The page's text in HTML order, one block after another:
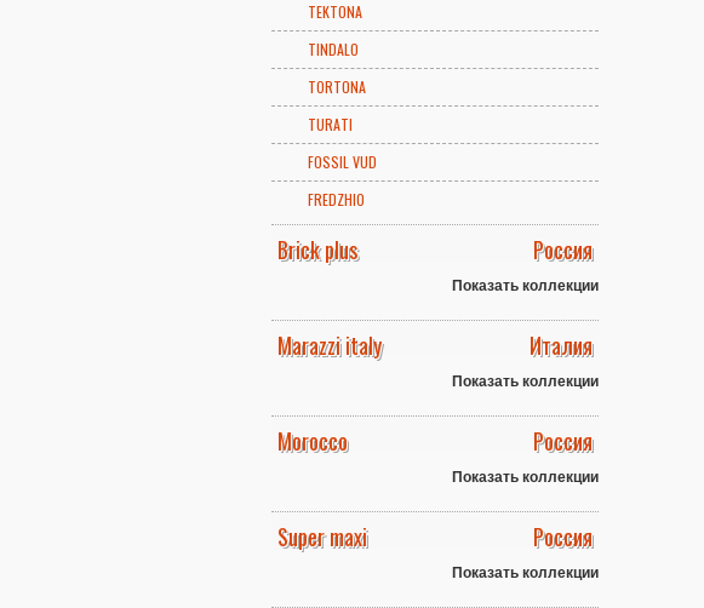
TEKTONA
TINDALO
TORTONA
TURATI
FOSSIL VUD
FREDZHIO
Brick plus Россия
Показать коллекции
Marazzi italy Италия
Показать коллекции
Morocco Россия
Показать коллекции
Super maxi Россия
Показать коллекции